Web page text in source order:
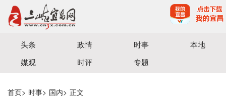
宜昌三峡融媒体中心主办
头条 政情 时事
本地
媒观
时评 专题
首页> 时事> 国内> 正文